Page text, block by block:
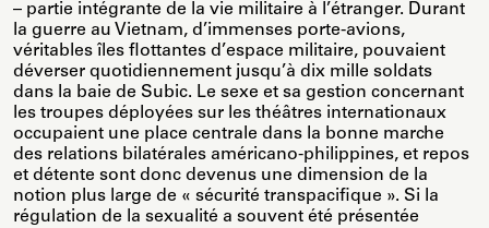
– partie intégrante de la vie militaire à l’étranger. Durant
la guerre au Vietnam, d’immenses porte-avions,
véritables îles flottantes d’espace militaire, pouvaient
déverser quotidiennement jusqu’à dix mille soldats
dans la baie de Subic. Le sexe et sa gestion concernant
les troupes déployées sur les théâtres internationaux
occupaient une place centrale dans la bonne marche
des relations bilatérales américano-philippines, et repos
et détente sont donc devenus une dimension de la
notion plus large de « sécurité transpacifique ». Si la
régulation de la sexualité a souvent été présentée